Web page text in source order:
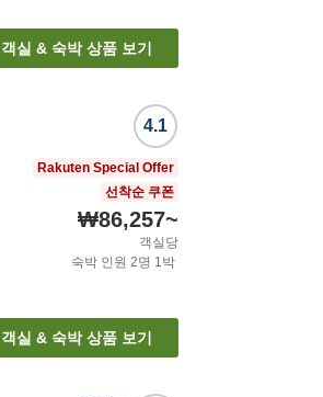
객실 & 숙박 상품 보기
4.1
Rakuten Special Offer
선착순 쿠폰
₩86,257~
객실당
숙박 인원 2명 1박
객실 & 숙박 상품 보기